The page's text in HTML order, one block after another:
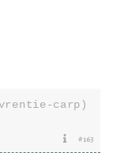
carp)
#163